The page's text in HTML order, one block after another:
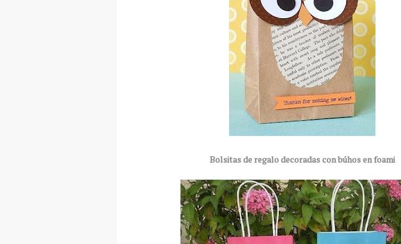
Bolsitas de regalo decoradas con búhos en foami